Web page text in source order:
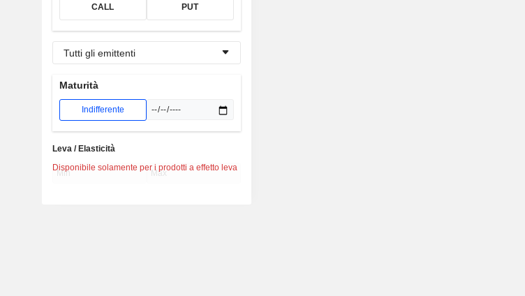
CALL PUT
Tutti gli emittenti
Maturità
Indifferente
Disponibile solamente per i prodotti a effetto leva
Leva / Elasticità